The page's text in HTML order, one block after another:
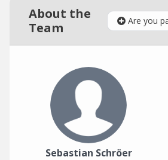
About the
Team
Are you
Sebastian Schröer